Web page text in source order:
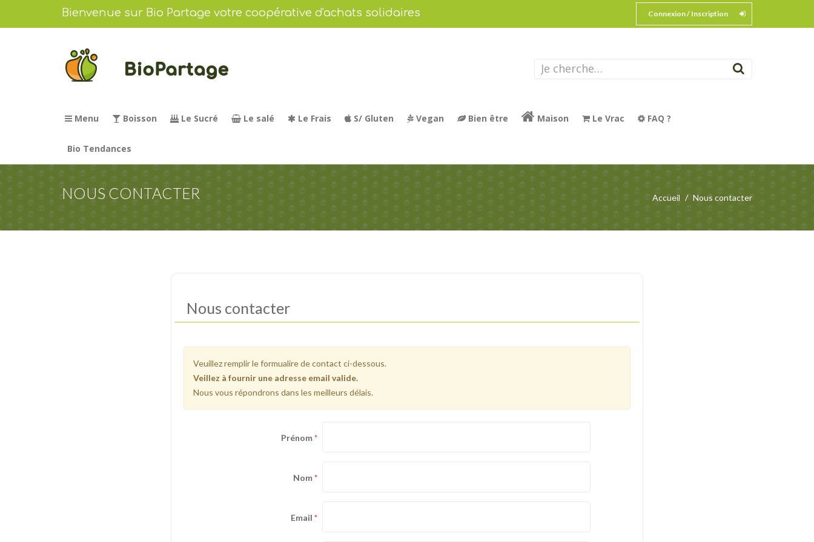
Bienvenue sur Bio Partage votre coopérative d'achats solidaires Connexion / Inscription
Menu Boisson Le Sucré Le salé Le Frais S/ Gluten Vegan Bien être Maison Le Vrac FAQ ?
Bio Tendances
NOUS CONTACTER Accueil Nous contacter
Nous contacter
Veuillez remplir le formualire de contact ci-dessous.
Veillez à fournir une adresse email valide.
Nous vous répondrons dans les meilleurs délais.
Prénom
Nom
Email